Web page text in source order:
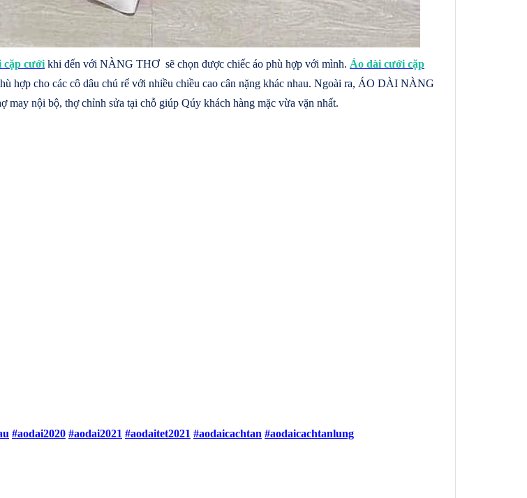
cặp cưới khi đến với NÀNG THƠ sẽ chọn được chiếc áo phù hợp với mình. Áo dài cưới cặp
hợp cho các cô dâu chú rể với nhiều chiều cao cân nặng khác nhau. Ngoài ra, ÁO DÀI NÀNG
may nội bộ, thợ chỉnh sửa tại chỗ giúp Qúy khách hàng mặc vừa vặn nhất.
#aodai2020 #aodai2021 #aodaitet2021 #aodaicachtan #aodaicachtanlung